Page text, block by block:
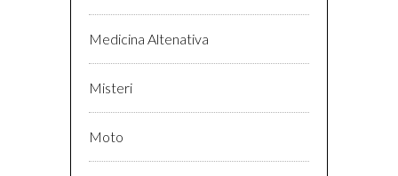
Medicina Altenativa
Misteri
Moto